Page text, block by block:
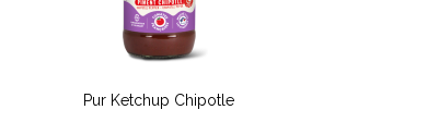
Pur Ketchup Chipotle